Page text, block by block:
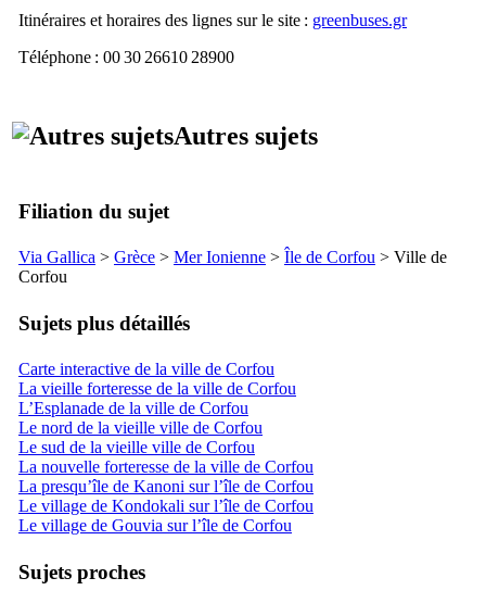
Itinéraires et horaires des lignes sur le site : greenbuses.gr
Téléphone : 00 30 26610 28900
Autres sujets
Filiation du sujet
Via Gallica > Grèce > Mer Ionienne > Île de Corfou > Ville de
Corfou
Sujets plus détaillés
Carte interactive de la ville de Corfou
La vieille forteresse de la ville de Corfou
L’Esplanade de la ville de Corfou
Le nord de la vieille ville de Corfou
Le sud de la vieille ville de Corfou
La nouvelle forteresse de la ville de Corfou
La presqu’île de Kanoni sur l’île de Corfou
Le village de Kondokali sur l’île de Corfou
Le village de Gouvia sur l’île de Corfou
Sujets proches